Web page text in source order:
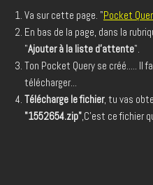
Va sur cette page. "Pocket
En bas de la page, dans la
"Ajouter à la liste d'attente".
Ton Pocket Query se créé..... Il
télécharger...
Télécharge le fichier, tu vas
"1552654.zip" ,C'est ce fichier